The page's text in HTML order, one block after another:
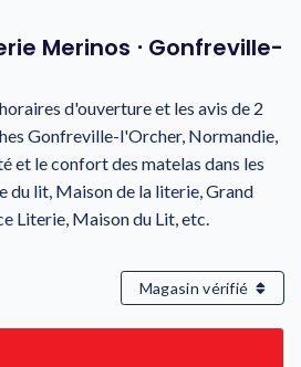
Merinos ⋅ Gonfreville-
d'ouverture et les avis de 2
Gonfreville-l'Orcher, Normandie,
et le confort des matelas dans les
du lit, Maison de la literie, Grand
Literie, Maison du Lit, etc.
Magasin vérifié